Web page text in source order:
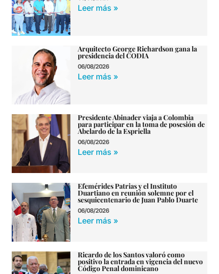
Leer más »
Arquitecto George Richardson gana la
presidencia del CODIA
06/08/2026
Leer más »
Presidente Abinader viaja a Colombia
para participar en la toma de posesión de
Abelardo de la Espriella
06/08/2026
Leer más »
Efemérides Patrias y el Instituto
Duartiano en reunión solemne por el
sesquicentenario de Juan Pablo Duarte
06/08/2026
Leer más »
Ricardo de los Santos valoró como
positivo la entrada en vigencia del nuevo
Código Penal dominicano